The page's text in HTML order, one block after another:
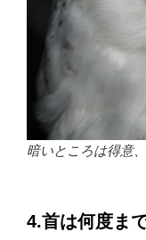
暗いところは得意
4.首は何度ま